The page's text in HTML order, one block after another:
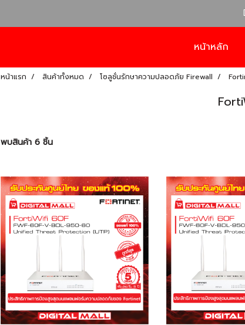
หน้าหลัก
หน้าแรก สินค้าทั้งหมด โซลูชั่นรักษาความปลอดภัย Firewall
พบสินค้า 6 ชิ้น